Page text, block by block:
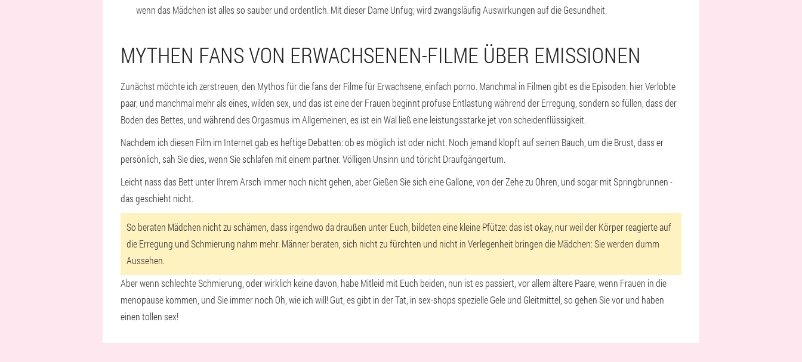
wenn das Mädchen ist alles so sauber und ordentlich. Mit dieser Dame Unfug; wird zwangsläufig Auswirkungen auf die Gesundheit.
MYTHEN FANS VON ERWACHSENEN-FILME ÜBER EMISSIONEN
Zunächst möchte ich zerstreuen, den Mythos für die fans der Filme für Erwachsene, einfach porno. Manchmal in Filmen gibt es die Episoden: hier Verlobte
paar, und manchmal mehr als eines, wilden sex, und das ist eine der Frauen beginnt profuse Entlastung während der Erregung, sondern so füllen, dass der
Boden des Bettes, und während des Orgasmus im Allgemeinen, es ist ein Wal ließ eine leistungsstarke jet von scheidenflüssigkeit.
Nachdem ich diesen Film im Internet gab es heftige Debatten: ob es möglich ist oder nicht. Noch jemand klopft auf seinen Bauch, um die Brust, dass er
persönlich, sah Sie dies, wenn Sie schlafen mit einem partner. Völligen Unsinn und töricht Draufgängertum.
Leicht nass das Bett unter Ihrem Arsch immer noch nicht gehen, aber Gießen Sie sich eine Gallone, von der Zehe zu Ohren, und sogar mit Springbrunnen -
das geschieht nicht.
So beraten Mädchen nicht zu schämen, dass irgendwo da draußen unter Euch, bildeten eine kleine Pfütze: das ist okay, nur weil der Körper reagierte auf
die Erregung und Schmierung nahm mehr. Männer beraten, sich nicht zu fürchten und nicht in Verlegenheit bringen die Mädchen: Sie werden dumm
Aussehen.
Aber wenn schlechte Schmierung, oder wirklich keine davon, habe Mitleid mit Euch beiden, nun ist es passiert, vor allem ältere Paare, wenn Frauen in die
menopause kommen, und Sie immer noch Oh, wie ich will! Gut, es gibt in der Tat, in sex-shops spezielle Gele und Gleitmittel, so gehen Sie vor und haben
einen tollen sex!